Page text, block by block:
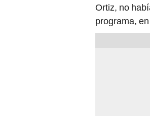
Ortiz, no
programa,